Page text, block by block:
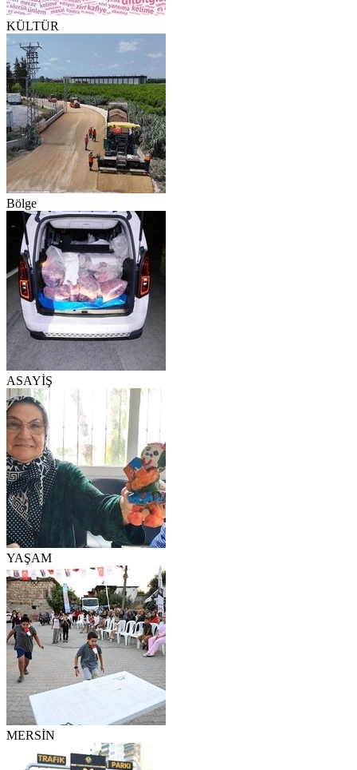
KÜLTÜR
Bölge
ASAYİŞ
YAŞAM
MERSİN